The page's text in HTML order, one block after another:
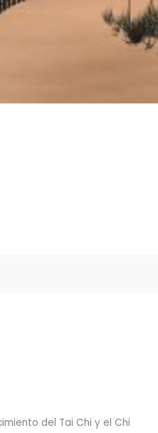
del Tai Chi y el Chi